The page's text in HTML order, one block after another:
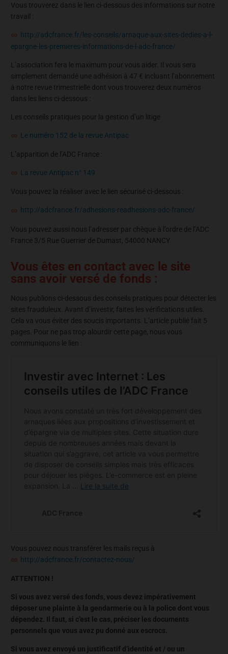
Vous trouverez dans le lien ci-dessous des informations sur notre
travail :
http://adcfrance.fr/les-conseils/arnaque-aux-sites-dedies-a-l-
epargne-les-premieres-informations-de-l-adc-france/
L’association fera le maximum pour vous aider. Il vous sera
simplement demandé une adhésion à 47 € incluant l’abonnement
à notre revue trimestrielle dont vous trouverez deux numéros
dans les liens ci-dessous :
Les conseils pratiques pour la gestion d’un litige
Le numéro 152 de la revue Antipac
L’apparition de l’ADC France :
La revue Antipac n° 149
Vous pouvez la réaliser avec le lien sécurisé ci-dessous :
http://adcfrance.fr/adhesions-readhesions-adc-france/
Vous pouvez aussi nous l’adresser par chèque à l’ordre de l’ADC
France 3/5 Rue Guerrier de Dumast, 54000 NANCY
Vous êtes en contact avec le site
sans avoir versé de fonds :
Nous publions ci-dessous des conseils pratiques pour détecter les
sites frauduleux. Avant d’investir, faites les vérifications utiles.
Cela va vous éviter des soucis importants. L’article publié fait 5
pages. Pour ne pas trop alourdir cette page, nous vous
communiquons le lien :
Vous pouvez nous transférer les mails reçus à
http://adcfrance.fr/contactez-nous/
ATTENTION !
Si vous avez versé des fonds, vous devez impérativement
déposer une plainte à la gendarmerie ou à la police dont vous
dépendez. Il faut, si c’est le cas, préciser les documents
personnels que vous avez pu donné aux escrocs.
Si vous avez envoyé un justificatif d’identité et / ou un